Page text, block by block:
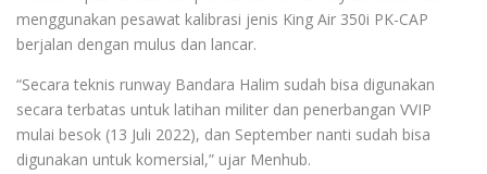
menggunakan pesawat kalibrasi jenis King Air 350i PK-CAP
berjalan dengan mulus dan lancar.
“Secara teknis runway Bandara Halim sudah bisa digunakan
secara terbatas untuk latihan militer dan penerbangan VVIP
mulai besok (13 Juli 2022), dan September nanti sudah bisa
digunakan untuk komersial,” ujar Menhub.